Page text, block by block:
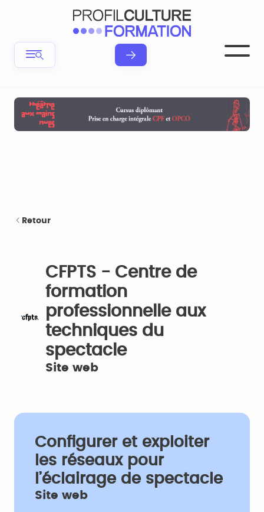
Retour
CFPTS - Centre de
formation
professionnelle aux
techniques du
spectacle
Site web
Configurer et exploiter
les réseaux pour
l’éclairage de spectacle
Site web